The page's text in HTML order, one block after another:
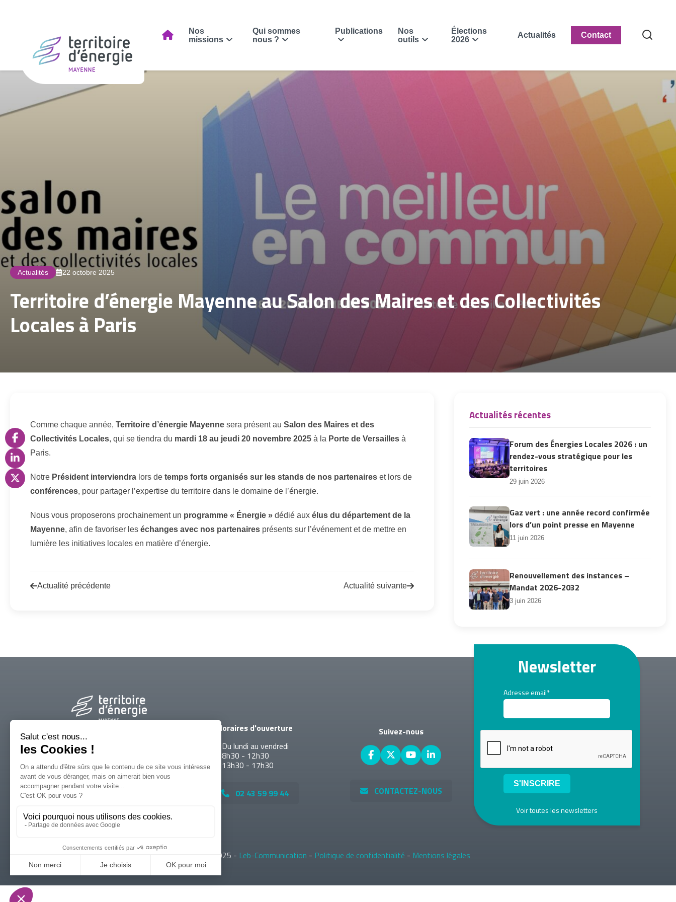
Nos
missions
Qui sommes
nous ?
Publications
Nos
outils
Élections
2026
Actualités Contact
Actualités 22 octobre 2025
Territoire d’énergie Mayenne au Salon des Maires et des Collectivités
Locales à Paris
Comme chaque année, Territoire d’énergie Mayenne sera présent au Salon des Maires et des
Collectivités Locales, qui se tiendra du mardi 18 au jeudi 20 novembre 2025 à la Porte de Versailles à
Paris.
Notre Président interviendra lors de temps forts organisés sur les stands de nos partenaires et lors de
conférences, pour partager l’expertise du territoire dans le domaine de l’énergie.
Nous vous proposerons prochainement un programme « Énergie » dédié aux élus du département de la
Mayenne, afin de favoriser les échanges avec nos partenaires présents sur l’événement et de mettre en
lumière les initiatives locales en matière d’énergie.
Actualité précédente Actualité suivante
Actualités récentes
Forum des Énergies Locales 2026 : un
rendez-vous stratégique pour les
territoires
29 juin 2026
Gaz vert : une année record confirmée
lors d’un point presse en Mayenne
11 juin 2026
Renouvellement des instances –
Mandat 2026-2032
3 juin 2026
Parc Technopolis
Rue Louis de Broglie
Bâtiment R - 53810 Changé
ITINÉRAIRE
Horaires d'ouverture
Du lundi au vendredi
8h30 - 12h30
13h30 - 17h30
02 43 59 99 44
Suivez-nous
CONTACTEZ-NOUS
Newsletter
Adresse email*
Voir toutes les newsletters
© 2025 - Leb-Communication - Politique de confidentialité - Mentions légales